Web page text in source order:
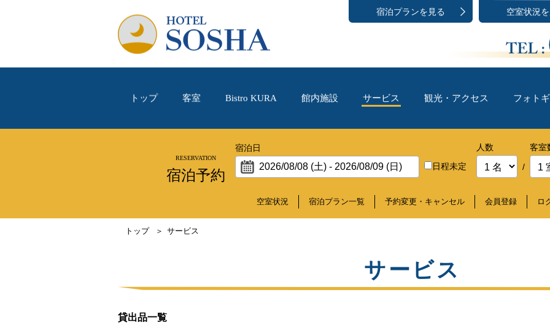
HOTEL SOSHA
宿泊プランを見る 空室状況
トップ 客室 Bistro KURA 館内施設 サービス 観光・アクセス フォト
宿泊予約
宿泊日
日程未定
人数
/
客室
空室状況 宿泊プラン一覧 予約変更・キャンセル 会員登録 ロ
トップ サービス
サービス
貸出品一覧